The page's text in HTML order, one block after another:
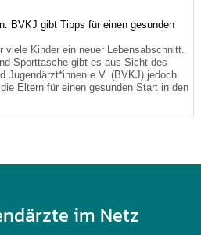
BVKJ gibt Tipps für einen gesunden
viele Kinder ein neuer Lebensabschnitt.
Sporttasche gibt es aus Sicht des
Jugendärzt*innen e.V. (BVKJ) jedoch
Eltern für einen gesunden Start in den
im Netz